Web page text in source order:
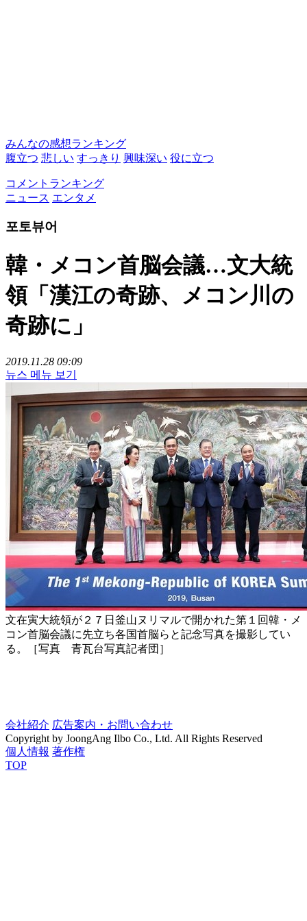
みんなの感想ランキング
腹立つ 悲しい すっきり 興味深い 役に立つ
コメントランキング
ニュース エンタメ
포토뷰어
韓・メコン首脳会議…文大統
領「漢江の奇跡、メコン川の
奇跡に」
2019.11.28 09:09
뉴스 메뉴 보기
文在寅大統領が２７日釜山ヌリマルで開かれた第１回韓・メ
コン首脳会議に先立ち各国首脳らと記念写真を撮影してい
る。［写真 青瓦台写真記者団］
会社紹介 広告案内・お問い合わせ
Copyright by JoongAng Ilbo Co., Ltd. All Rights Reserved
個人情報 著作権
TOP